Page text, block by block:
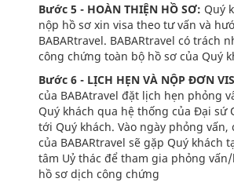
Bước 5 - HOÀN THIỆN HỒ SƠ: Quý
nộp hồ sơ xin visa theo tư vấn và
BABARtravel. BABARtravel có trách
công chứng toàn bộ hồ sơ của Quý
Bước 6 - LỊCH HẸN VÀ NỘP ĐƠN
của BABAtravel đặt lịch hẹn phỏng
Quý khách qua hệ thống của Đại sứ
tới Quý khách. Vào ngày phỏng vấn,
của BABARtravel sẽ gặp Quý khách
tâm Uỷ thác để tham gia phỏng
hồ sơ dịch công chứng